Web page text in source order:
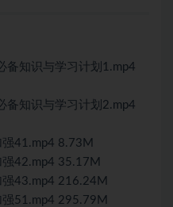
备知识与学习计划1.mp4
备知识与学习计划2.mp4
41.mp4 8.73M
42.mp4 35.17M
43.mp4 216.24M
51.mp4 295.79M